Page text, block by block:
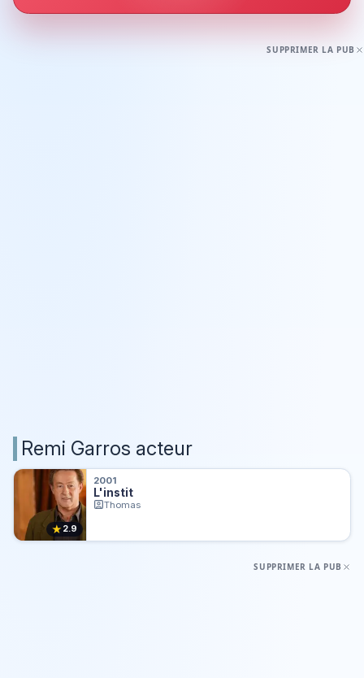
SUPPRIMER LA PUB
Remi Garros acteur
★ 2.9
2001
L'instit
Thomas
SUPPRIMER LA PUB